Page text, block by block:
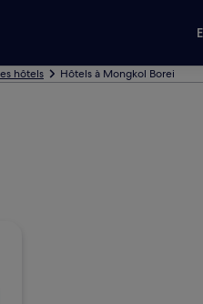
hôtels Hôtels à Mongkol Borei